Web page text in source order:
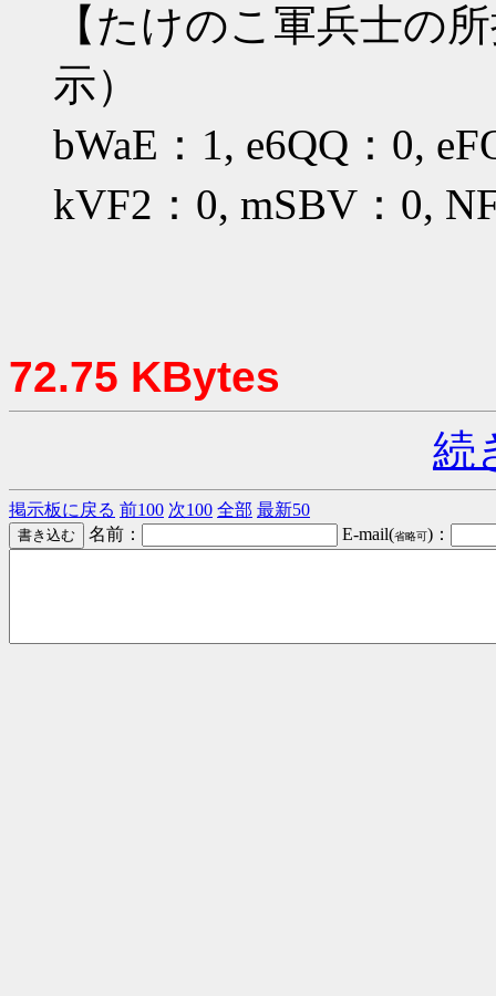
【たけのこ軍兵士の
示）
bWaE：1, e6QQ：0,
kVF2：0, mSBV：0,
72.75 KBytes
続
掲示板に戻る 前100 次100 全部 最新50
名前：
E-mail(省略可)：